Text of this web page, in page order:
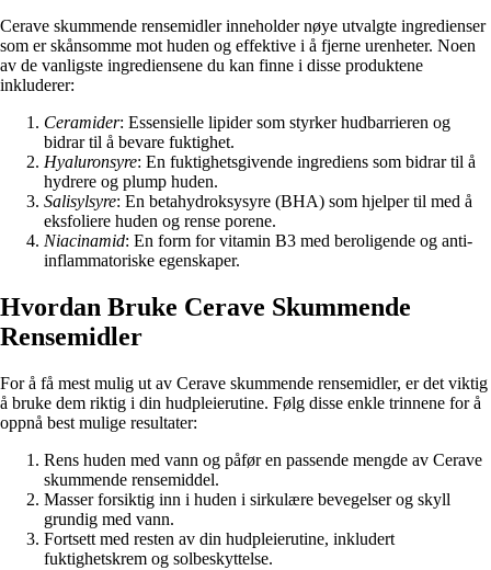
Cerave skummende rensemidler inneholder nøye utvalgte ingredienser
som er skånsomme mot huden og effektive i å fjerne urenheter. Noen
av de vanligste ingrediensene du kan finne i disse produktene
inkluderer:
Ceramider: Essensielle lipider som styrker hudbarrieren og
bidrar til å bevare fuktighet.
Hyaluronsyre: En fuktighetsgivende ingrediens som bidrar til å
hydrere og plump huden.
Salisylsyre: En betahydroksysyre (BHA) som hjelper til med å
eksfoliere huden og rense porene.
Niacinamid: En form for vitamin B3 med beroligende og anti-
inflammatoriske egenskaper.
Hvordan Bruke Cerave Skummende
Rensemidler
For å få mest mulig ut av Cerave skummende rensemidler, er det viktig
å bruke dem riktig i din hudpleierutine. Følg disse enkle trinnene for å
oppnå best mulige resultater:
Rens huden med vann og påfør en passende mengde av Cerave
skummende rensemiddel.
Masser forsiktig inn i huden i sirkulære bevegelser og skyll
grundig med vann.
Fortsett med resten av din hudpleierutine, inkludert
fuktighetskrem og solbeskyttelse.